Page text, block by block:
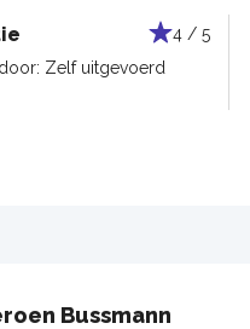
4 / 5
Zelf uitgevoerd
Bussmann